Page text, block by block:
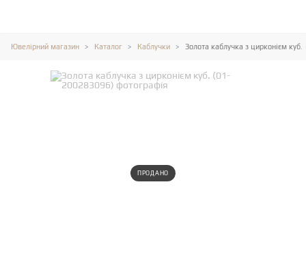
Ювелірний магазин Каталог Каблучки Золота каблучка з цирконієм
ПРОДАНО